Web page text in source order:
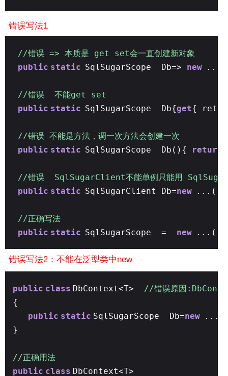
错误写法1
//错误 => 本质是 get set会一直创建新对象
public static SqlSugarScope Db=> new
//错误 不能get set
public static SqlSugarScope Db{get{
//错误 不能是方法，调一次方法会创建一次
public static SqlSugarScope Db(){ return
//错误 SqlSugarClient不能单例只能用
public static SqlSugarClient Db=new
//正确写法
public static SqlSugarScope = new ...();
错误写法2：不能在泛型类中new
public class DbContext<T> //错误原因
{
public static SqlSugarScope Db=new
}
//正确用法
public class DbContext<T>